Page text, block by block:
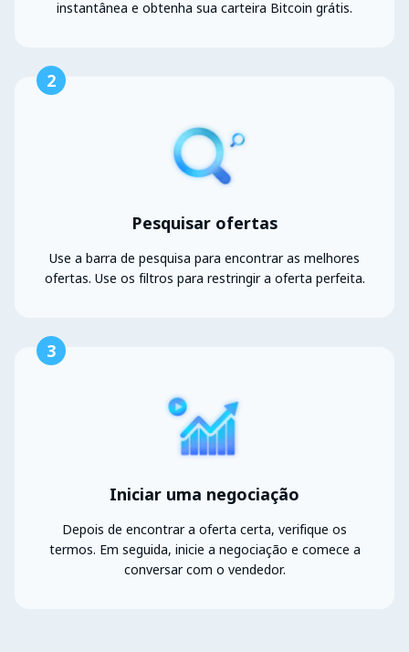
instantânea e obtenha sua carteira Bitcoin grátis.
2
Pesquisar ofertas
Use a barra de pesquisa para encontrar as melhores
ofertas. Use os filtros para restringir a oferta perfeita.
3
Iniciar uma negociação
Depois de encontrar a oferta certa, verifique os
termos. Em seguida, inicie a negociação e comece a
conversar com o vendedor.